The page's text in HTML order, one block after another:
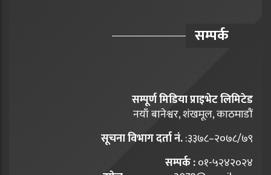
सम्पर्क
सम्पूर्ण मिडिया प्राइभेट लिमिटेड
नयाँ बानेश्वर, शंखमूल, काठमाडौं
सूचना विभाग दर्ता नं.:३३७८–२०७८/७९
सम्पर्क :०१-५२४२०२४